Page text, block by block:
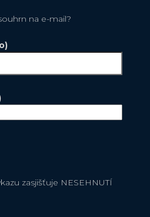
na e-mail?
zasjišťuje NESEHNUTÍ